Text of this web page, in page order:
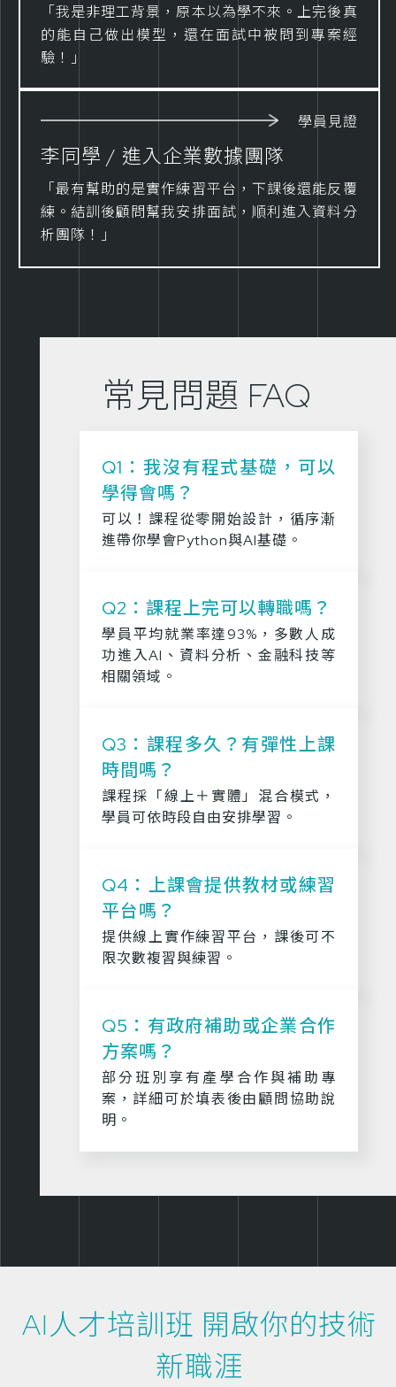
「我是非理工背景，原本以為學不來。上完後真
的能自己做出模型，還在面試中被問到專案經
驗！」
學員見證
李同學 / 進入企業數據團隊
「最有幫助的是實作練習平台，下課後還能反覆
練。結訓後顧問幫我安排面試，順利進入資料分
析團隊！」
常見問題 FAQ
Q1：我沒有程式基礎，可以
學得會嗎？
可以！課程從零開始設計，循序漸
進帶你學會Python與AI基礎。
Q2：課程上完可以轉職嗎？
學員平均就業率達93%，多數人成
功進入AI、資料分析、金融科技等
相關領域。
Q3：課程多久？有彈性上課
時間嗎？
課程採「線上＋實體」混合模式，
學員可依時段自由安排學習。
Q4：上課會提供教材或練習
平台嗎？
提供線上實作練習平台，課後可不
限次數複習與練習。
Q5：有政府補助或企業合作
方案嗎？
部分班別享有產學合作與補助專
案，詳細可於填表後由顧問協助說
明。
AI人才培訓班 開啟你的技術
新職涯